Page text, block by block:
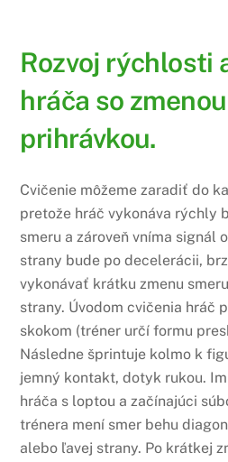
Rozvoj rýchlosti
hráča so
prihrávkou.
Cvičenie môžeme zaradiť do
pretože hráč vykonáva rýchly
smeru a zároveň vníma signál
strany bude po decelerácii,
vykonávať krátku zmenu
strany. Úvodom cvičenia hráč
skokom (tréner určí formu
Následne šprintuje kolmo k
jemný kontakt, dotyk rukou.
hráča s loptou a začínajúci
trénera mení smer behu
alebo ľavej strany. Po krátkej